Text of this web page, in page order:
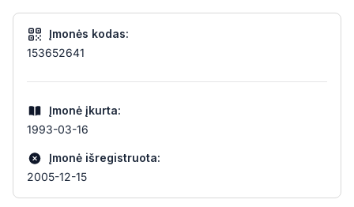
Įmonės kodas:
153652641
Įmonė įkurta:
1993-03-16
Įmonė išregistruota:
2005-12-15